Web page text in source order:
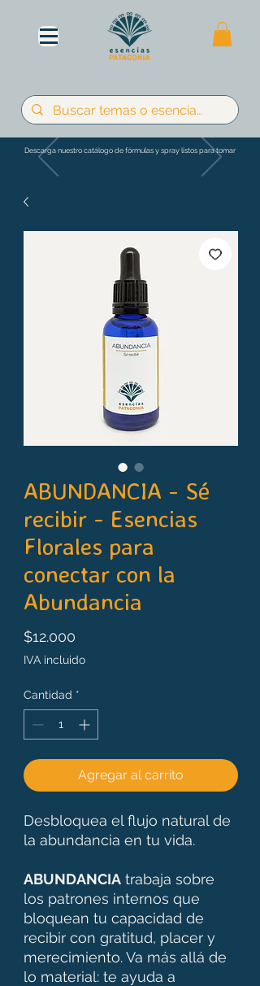
Descarga nuestro catálogo de fórmulas y spray listos para tomar
ABUNDANCIA - Sé
recibir - Esencias
Florales para
conectar con la
Abundancia
$12.000
IVA incluido
Cantidad *
Agregar al carrito
Desbloquea el flujo natural de
la abundancia en tu vida.
ABUNDANCIA trabaja sobre
los patrones internos que
bloquean tu capacidad de
recibir con gratitud, placer y
merecimiento. Va más allá de
lo material: te ayuda a